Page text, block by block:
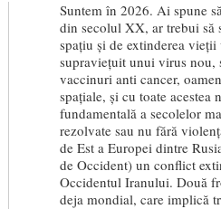
Suntem în 2026. Ai spune
din secolul XX, ar trebui să
spațiu și de extinderea vieții
supraviețuit unui virus nou,
vaccinuri anti cancer,
spațiale, și cu toate acestea
fundamentală a secolelor
rezolvate sau nu fără
de Est a Europei dintre
de Occident) un conflict
Occidentul Iranului. Două
deja mondial, care implică